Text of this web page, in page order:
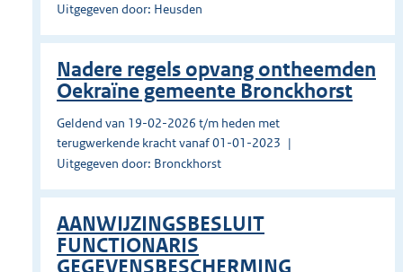
Uitgegeven door: Heusden
Nadere regels opvang ontheemden
Oekraïne gemeente Bronckhorst
Geldend van 19-02-2026 t/m heden met
terugwerkende kracht vanaf 01-01-2023
Uitgegeven door: Bronckhorst
AANWIJZINGSBESLUIT
FUNCTIONARIS